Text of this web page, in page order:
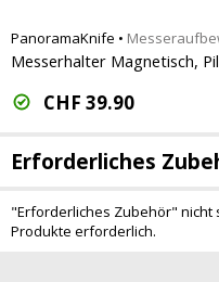
PanoramaKnife •
Messerhalter Magnetisch,
CHF 39.90
Erforderliches
"Erforderliches Zubehör"
Produkte erforderlich.